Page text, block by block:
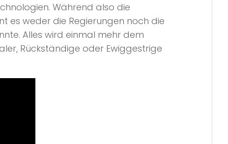
Während also die
es weder die Regierungen noch die
Alles wird einmal mehr dem
Rückständige oder Ewiggestrige